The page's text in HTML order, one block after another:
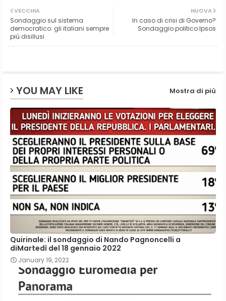
ats
NUOVA
In caso di crisi di Governo?
Sondaggio politico Ipsos
VECCHIA
Sondaggio sul sistema
democratico: gli italiani sempre
più disillusi
YOU MAY LIKE Mostra di più
Quirinale: il sondaggio di Nando Pagnoncelli a
diMartedì del 18 gennaio 2022
January 19, 2022